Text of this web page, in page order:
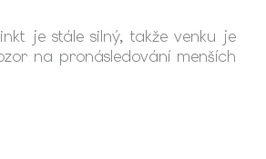
je stále silný, takže venku je
na pronásledování menších